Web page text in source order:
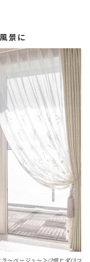
景に
～ベージュ～＞/2倍ヒダ(3つ